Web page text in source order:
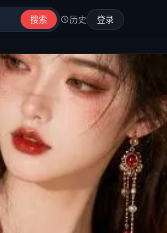
搜索 历史 登录